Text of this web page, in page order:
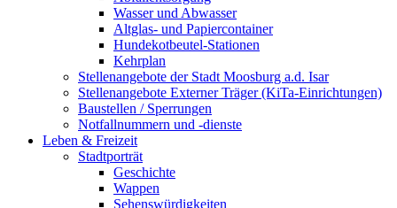
Wasser und Abwasser
Altglas- und Papiercontainer
Hundekotbeutel-Stationen
Kehrplan
Stellenangebote der Stadt Moosburg a.d. Isar
Stellenangebote Externer Träger (KiTa-Einrichtungen)
Baustellen / Sperrungen
Notfallnummern und -dienste
Leben & Freizeit
Stadtporträt
Geschichte
Wappen
Sehenswürdigkeiten